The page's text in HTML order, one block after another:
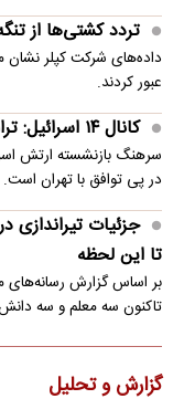
تردد کشتی‌ها از
داده‌های شرکت کپلر نشان
عبور کردند.
کانال ۱۴ اسرائیل: ترامپ به سمت توافق با ایران می‌رود
سرهنگ بازنشسته ارتش
در پی توافق با تهران است.
تا این لحظه
بر اساس گزارش رسانه‌های
تاکنون سه معلم و سه
گزارش و تحلیل